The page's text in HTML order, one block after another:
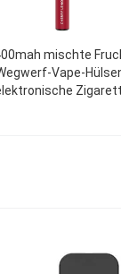
mischte
Vape-